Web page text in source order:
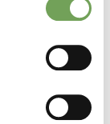
Madrid I